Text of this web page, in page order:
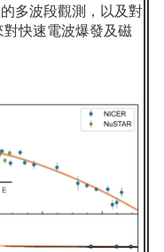
多波段觀測，以及對
快速電波爆發及磁